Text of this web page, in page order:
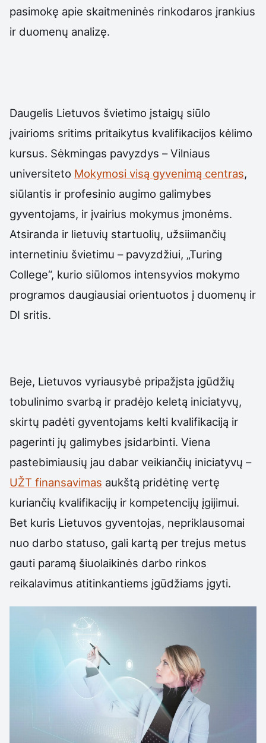
pasimokę apie skaitmeninės rinkodaros įrankius
ir duomenų analizę.
Daugelis Lietuvos švietimo įstaigų siūlo
įvairioms sritims pritaikytus kvalifikacijos kėlimo
kursus. Sėkmingas pavyzdys – Vilniaus
universiteto Mokymosi visą gyvenimą centras,
siūlantis ir profesinio augimo galimybes
gyventojams, ir įvairius mokymus įmonėms.
Atsiranda ir lietuvių startuolių, užsiimančių
internetiniu švietimu – pavyzdžiui, „Turing
College“, kurio siūlomos intensyvios mokymo
programos daugiausiai orientuotos į duomenų ir
DI sritis.
Beje, Lietuvos vyriausybė pripažįsta įgūdžių
tobulinimo svarbą ir pradėjo keletą iniciatyvų,
skirtų padėti gyventojams kelti kvalifikaciją ir
pagerinti jų galimybes įsidarbinti. Viena
pastebimiausių jau dabar veikiančių iniciatyvų –
UŽT finansavimas aukštą pridėtinę vertę
kuriančių kvalifikacijų ir kompetencijų įgijimui.
Bet kuris Lietuvos gyventojas, nepriklausomai
nuo darbo statuso, gali kartą per trejus metus
gauti paramą šiuolaikinės darbo rinkos
reikalavimus atitinkantiems įgūdžiams įgyti.